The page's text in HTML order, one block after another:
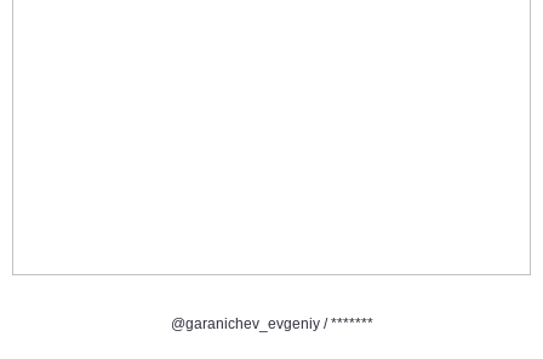
@garanichev_evgeniy /*******